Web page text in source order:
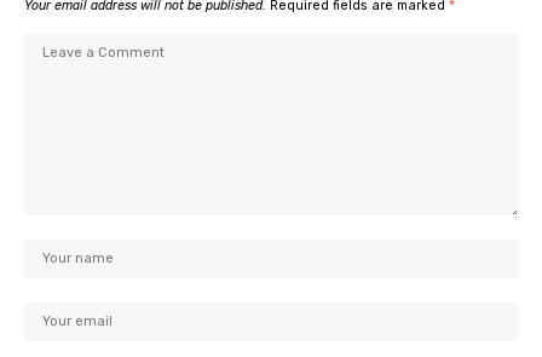
Your email address will not be published. Required fields are marked *